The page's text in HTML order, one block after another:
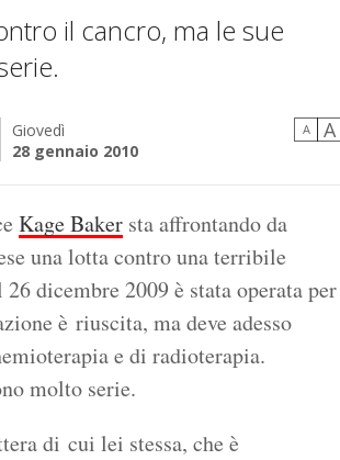
il cancro, ma le sue
Giovedì
28 gennaio 2010
A A
Kage Baker sta affrontando da
una lotta contro una terribile
dicembre 2009 è stata operata per
è riuscita, ma deve adesso
e di radioterapia.
molto serie.
di cui lei stessa, che è